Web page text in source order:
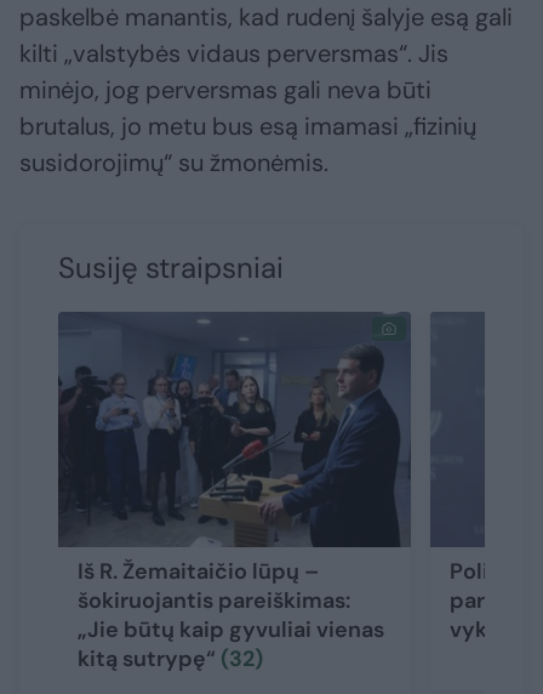
paskelbė manantis, kad rudenį šalyje esą gali
kilti „valstybės vidaus perversmas“. Jis
minėjo, jog perversmas gali neva būti
brutalus, jo metu bus esą imamasi „fizinių
susidorojimų“ su žmonėmis.
Susiję straipsniai
Iš R. Žemaitaičio lūpų –
šokiruojantis pareiškimas:
„Jie būtų kaip gyvuliai vienas
kitą sutrypę“ (32)
Policija